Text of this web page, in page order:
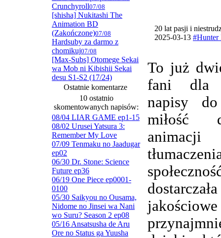
Crunchyroll07/08
[shisha] Nukitashi The
Animation BD
(Zakończone)07/08
Hardsuby za darmo z
chomikuj07/08
[Max-Subs] Otomege Sekai
wa Mob ni Kibishii Sekai
desu S1-S2 (17/24)
Ostatnie komentarze
10 ostatnio
skomentowanych napisów:
08/04 LIAR GAME ep1-15
08/02 Urusei Yatsura 3:
Remember My Love
07/09 Tenmaku no Jaadugar
ep02
06/30 Dr. Stone: Science
Future ep36
06/19 One Piece ep0001-
0100
05/30 Saikyou no Ousama,
Nidome no Jinsei wa Nani
wo Suru? Season 2 ep08
05/16 Ansatsusha de Aru
Ore no Status ga Yuusha
20 lat pasji i
2025-03-13
To już
fani dla
napisy
miłość